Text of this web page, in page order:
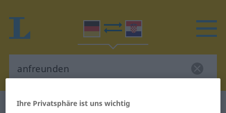
Deutsch-Kroatisch Wörterbuch
Ihre Privatsphäre ist uns wichtig